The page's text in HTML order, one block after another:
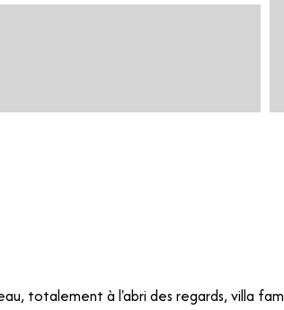
totalement à l'abri des regards, villa